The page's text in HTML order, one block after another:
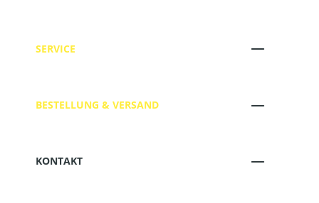
SERVICE
BESTELLUNG & VERSAND
KONTAKT